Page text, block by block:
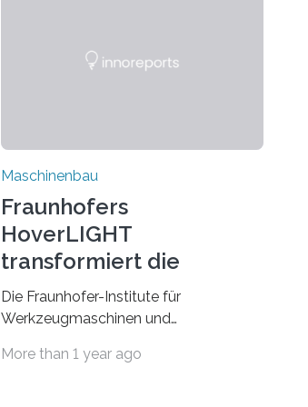
Maschinenbau
Fraunhofers
HoverLIGHT
transformiert die
Dämpfung von
Werkzeugmaschinen
Die Fraunhofer-Institute für
Werkzeugmaschinen und
Fertigungstechnik und Angewandte
More than 1 year ago